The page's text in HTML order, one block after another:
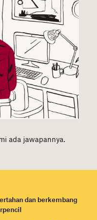
ada jawapannya.
dan berkembang